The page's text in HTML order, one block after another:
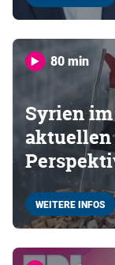
80 min
Syrien
aktuellen
WEITERE INFOS